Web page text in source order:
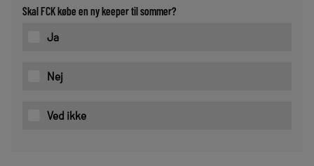
Skal FCK købe en ny keeper til sommer?
Ja
Nej
Ved ikke